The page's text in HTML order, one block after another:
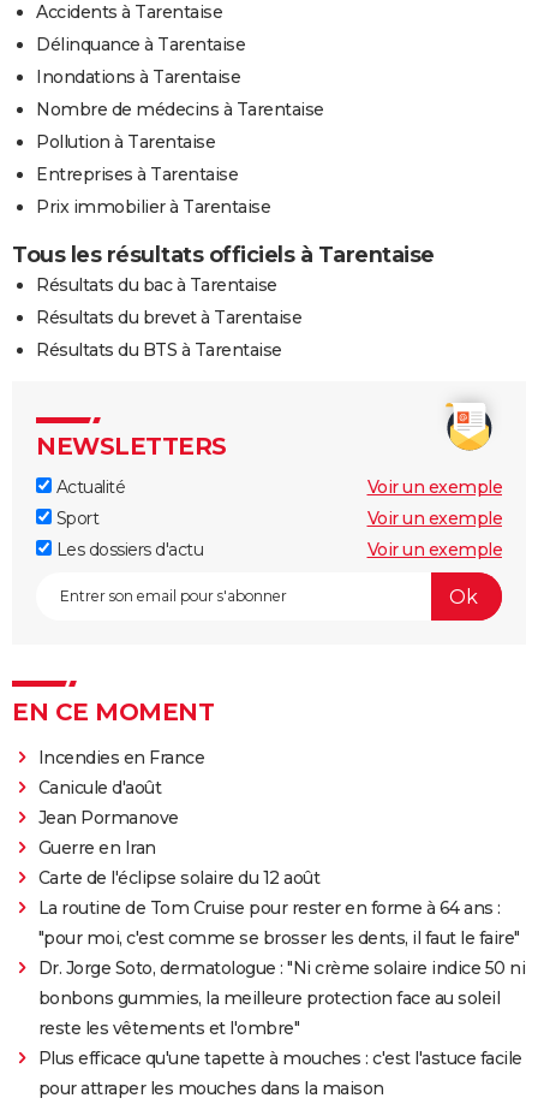
Accidents à Tarentaise
Délinquance à Tarentaise
Inondations à Tarentaise
Nombre de médecins à Tarentaise
Pollution à Tarentaise
Entreprises à Tarentaise
Prix immobilier à Tarentaise
Tous les résultats officiels à Tarentaise
Résultats du bac à Tarentaise
Résultats du brevet à Tarentaise
Résultats du BTS à Tarentaise
NEWSLETTERS
Actualité
Voir un exemple
Sport
Voir un exemple
Les dossiers d'actu
Voir un exemple
EN CE MOMENT
Incendies en France
Canicule d'août
Jean Pormanove
Guerre en Iran
Carte de l'éclipse solaire du 12 août
La routine de Tom Cruise pour rester en forme à 64 ans :
"pour moi, c'est comme se brosser les dents, il faut le faire"
Dr. Jorge Soto, dermatologue : "Ni crème solaire indice 50 ni
bonbons gummies, la meilleure protection face au soleil
reste les vêtements et l'ombre"
Plus efficace qu'une tapette à mouches : c'est l'astuce facile
pour attraper les mouches dans la maison